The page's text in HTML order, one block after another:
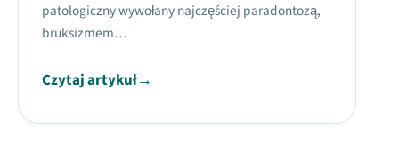
patologiczny wywołany najczęściej paradontozą,
bruksizmem…
Czytaj artykuł→